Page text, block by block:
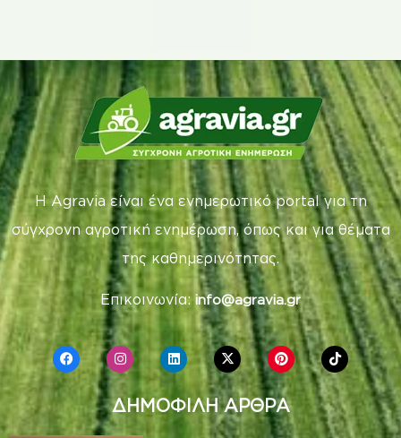
Η Agravia είναι ένα ενημερωτικό portal για τη
σύγχρονη αγροτική ενημέρωση, όπως και για θέματα
της καθημερινότητας.
Επικοινωνία: info@agravia.gr
ΔΗΜΟΦΙΛΗ ΑΡΘΡΑ